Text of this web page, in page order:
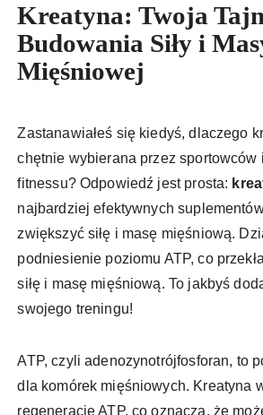
Kreatyna: Twoja
Budowania Siły i
Mięśniowej
Zastanawiałeś się kiedyś, dlaczego
chętnie wybierana przez sportowców
fitnessu? Odpowiedź jest prosta:
najbardziej efektywnych
zwiększyć siłę i masę mięśniową.
podniesienie poziomu ATP, co
siłę i masę mięśniową. To jakbyś
swojego treningu!
ATP, czyli adenozynotrójfosforan, to
dla komórek mięśniowych. Kreatyna
regenerację ATP, co oznacza, że